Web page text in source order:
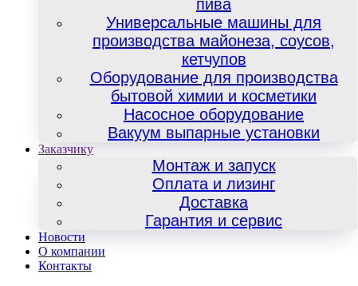
пива
Универсальные машины для
производства майонеза, соусов,
кетчупов
Оборудование для производства
бытовой химии и косметики
Насосное оборудование
Вакуум выпарные установки
Заказчику
Монтаж и запуск
Оплата и лизинг
Доставка
Гарантия и сервис
Новости
О компании
Контакты